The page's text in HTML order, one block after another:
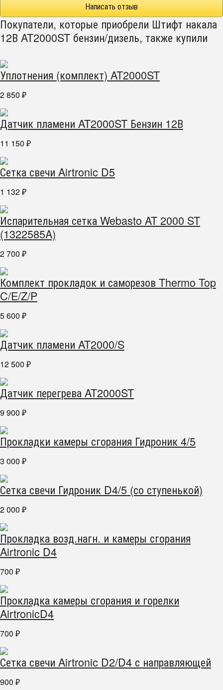
Написать отзыв
Покупатели, которые приобрели Штифт накала
12В AT2000ST бензин/дизель, также купили
Уплотнения (комплект) AT2000ST
2 850 ₽
Датчик пламени AT2000ST Бензин 12В
11 150 ₽
Сетка свечи Airtronic D5
1 132 ₽
Испарительная сетка Webasto AT 2000 ST
(1322585A)
2 700 ₽
Комплект прокладок и саморезов Thermo Top
C/E/Z/P
5 600 ₽
Датчик пламени AT2000/S
12 500 ₽
Датчик перегрева AT2000ST
9 900 ₽
Прокладки камеры сгорания Гидроник 4/5
3 000 ₽
Сетка свечи Гидроник D4/5 (со ступенькой)
2 000 ₽
Прокладка возд.нагн. и камеры сгорания
Airtronic D4
700 ₽
Прокладка камеры сгорания и горелки
AirtronicD4
700 ₽
Сетка свечи Airtronic D2/D4 с направляющей
900 ₽